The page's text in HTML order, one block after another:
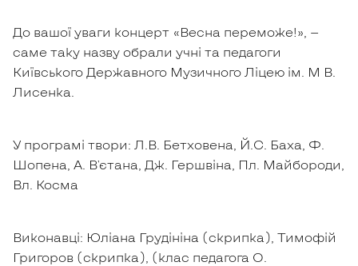
До вашої уваги концерт «Весна переможе!», —
саме таку назву обрали учні та педагоги
Київського Державного Музичного Ліцею ім. М В.
Лисенка.
У програмі твори: Л.В. Бетховена, Й.С. Баха, Ф.
Шопена, А. В'єтана, Дж. Гершвіна, Пл. Майбороди,
Вл. Косма
Виконавці: Юліана Грудініна (скрипка), Тимофій
Григоров (скрипка), (клас педагога О.